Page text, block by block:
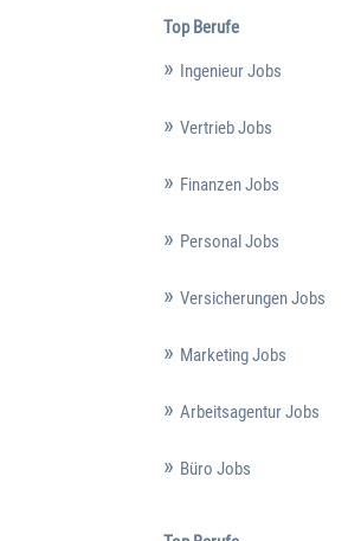
Top Berufe
Ingenieur Jobs
Vertrieb Jobs
Finanzen Jobs
Personal Jobs
Versicherungen Jobs
Marketing Jobs
Arbeitsagentur Jobs
Büro Jobs